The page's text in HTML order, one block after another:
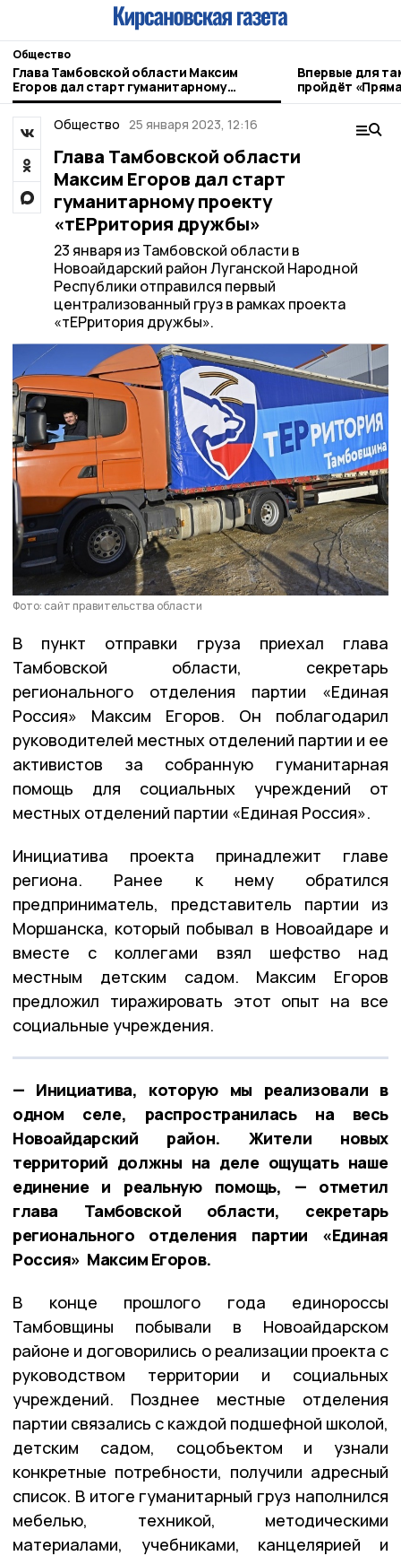
Общество
Глава Тамбовской области Максим
Егоров дал старт гуманитарному
проекту «тЕРритория дружбы»
Впервые для
пройдёт
Общество 25 января 2023, 12:16
Глава Тамбовской области
Максим Егоров дал старт
гуманитарному проекту
«тЕРритория дружбы»
23 января из Тамбовской области в
Новоайдарский район Луганской Народной
Республики отправился первый
централизованный груз в рамках проекта
«тЕРритория дружбы».
Фото: сайт правительства области
В пункт отправки груза приехал глава
Тамбовской области, секретарь
регионального отделения партии «Единая
Россия» Максим Егоров. Он поблагодарил
руководителей местных отделений партии и ее
активистов за собранную гуманитарная
помощь для социальных учреждений от
местных отделений партии «Единая Россия».
Инициатива проекта принадлежит главе
региона. Ранее к нему обратился
предприниматель, представитель партии из
Моршанска, который побывал в Новоайдаре и
вместе с коллегами взял шефство над
местным детским садом. Максим Егоров
предложил тиражировать этот опыт на все
социальные учреждения.
— Инициатива, которую мы реализовали в
одном селе, распространилась на весь
Новоайдарский район. Жители новых
территорий должны на деле ощущать наше
единение и реальную помощь, — отметил
глава Тамбовской области, секретарь
регионального отделения партии «Единая
Россия» Максим Егоров.
В конце прошлого года единороссы
Тамбовщины побывали в Новоайдарском
районе и договорились о реализации проекта с
руководством территории и социальных
учреждений. Позднее местные отделения
партии связались с каждой подшефной школой,
детским садом, соцобъектом и узнали
конкретные потребности, получили адресный
список. В итоге гуманитарный груз наполнился
мебелью, техникой, методическими
материалами, учебниками, канцелярией и